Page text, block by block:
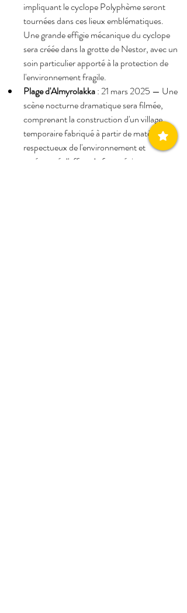
impliquant le cyclope Polyphème seront
tournées dans ces lieux emblématiques.
Une grande effigie mécanique du cyclope
sera créée dans la grotte de Nestor, avec un
soin particulier apporté à la protection de
l'environnement fragile.
Plage d'Almyrolakka : 21 mars 2025 — Une
scène nocturne dramatique sera filmée,
comprenant la construction d'un village
temporaire fabriqué à partir de matériaux
respectueux de l'environnement et
agrémenté d'effets de feu spéciaux